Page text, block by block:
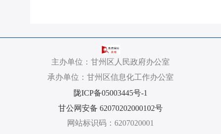
主办单位：甘州区人民政府办公室
承办单位：甘州区信息化工作办公室
陇ICP备05003445号-1
甘公网安备 62070202000102号
网站标识码：6207020001